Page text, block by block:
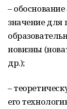
–
значение
новизны
др.);
–
его